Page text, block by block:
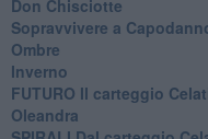
Don Chisciotte
Sopravvivere a
Ombre
Inverno
FUTURO Il carteggio
Oleandra